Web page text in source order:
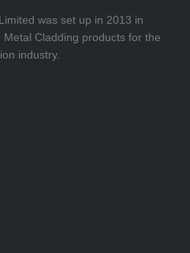
was set up in 2013 in
Cladding products for the
industry.